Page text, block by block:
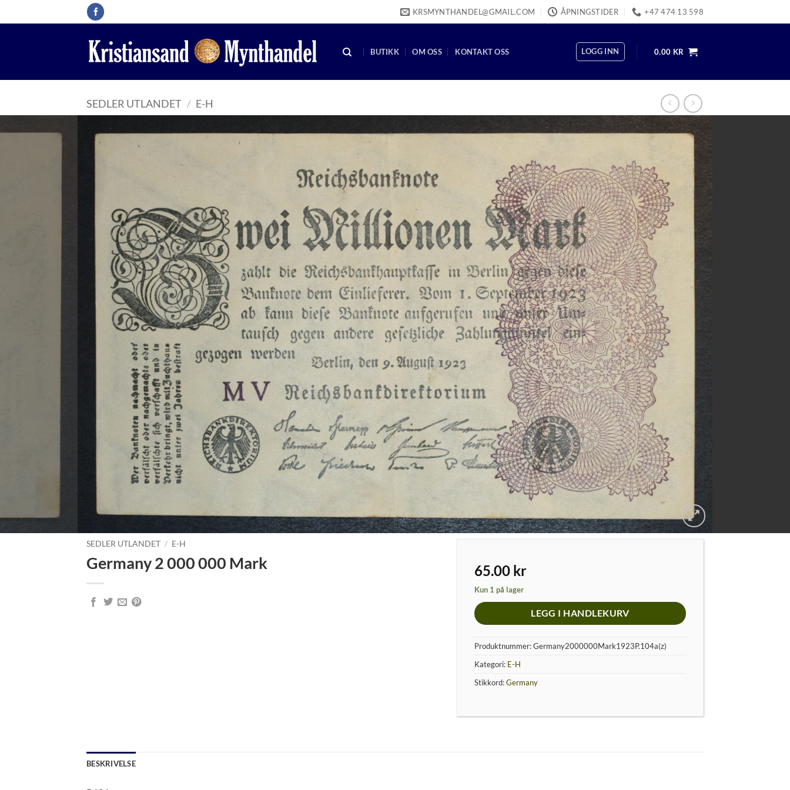
to
KRSMYNTHANDEL@GMAIL.COM ÅPNINGSTIDER +47 474 13 598
BUTIKK OM OSS KONTAKT OSS LOGG INN 0.00 KR
SEDLER UTLANDET / E-H
SEDLER UTLANDET / E-H
Germany 2 000 000 Mark 65.00 kr
Kun 1 på lager
LEGG I HANDLEKURV
Produktnummer:Germany2000000Mark1923P.104a(z)
Kategori: E-H
Stikkord:Germany
BESKRIVELSE